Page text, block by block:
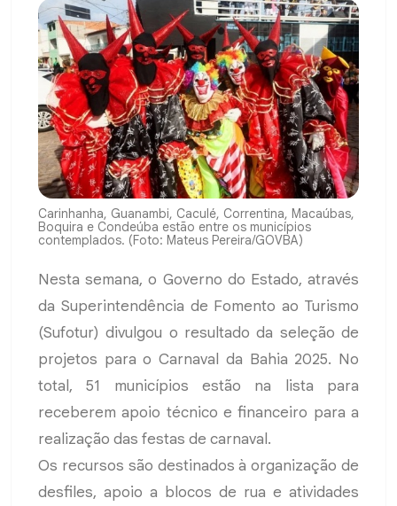
Carinhanha, Guanambi, Caculé, Correntina, Macaúbas,
Boquira e Condeúba estão entre os municípios
contemplados. (Foto: Mateus Pereira/GOVBA)
Nesta semana, o Governo do Estado, através
da Superintendência de Fomento ao Turismo
(Sufotur) divulgou o resultado da seleção de
projetos para o Carnaval da Bahia 2025. No
total, 51 municípios estão na lista para
receberem apoio técnico e financeiro para a
realização das festas de carnaval.
Os recursos são destinados à organização de
desfiles, apoio a blocos de rua e atividades